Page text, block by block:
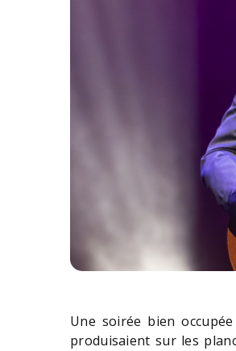
Une soirée bien
produisaient sur les